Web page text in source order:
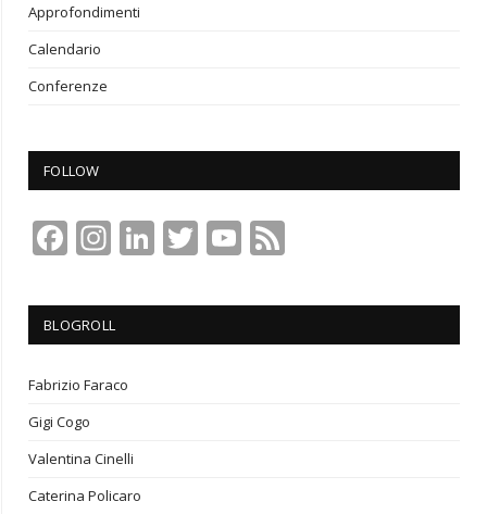
Approfondimenti
Calendario
Conferenze
FOLLOW
Facebook
Instagram
LinkedIn
TwitterYouTube
BLOGROLL
Fabrizio Faraco
Gigi Cogo
Valentina Cinelli
Caterina Policaro